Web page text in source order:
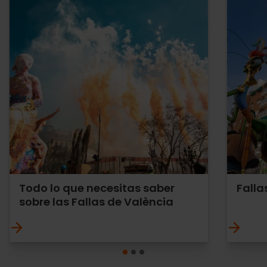
Todo lo que necesitas saber
sobre las Fallas de València